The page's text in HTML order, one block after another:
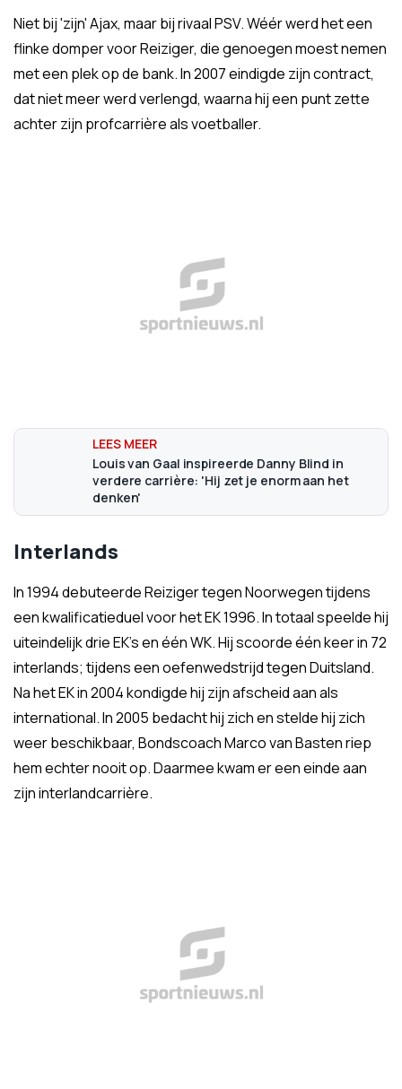
Niet bij 'zijn' Ajax, maar bij rivaal PSV. Wéér werd het een
flinke domper voor Reiziger, die genoegen moest nemen
met een plek op de bank. In 2007 eindigde zijn contract,
dat niet meer werd verlengd, waarna hij een punt zette
achter zijn profcarrière als voetballer.
Louis van Gaal inspireerde Danny Blind in
verdere carrière: 'Hij zet je enorm aan het
denken'
Interlands
In 1994 debuteerde Reiziger tegen Noorwegen tijdens
een kwalificatieduel voor het EK 1996. In totaal speelde hij
uiteindelijk drie EK's en één WK. Hij scoorde één keer in 72
interlands; tijdens een oefenwedstrijd tegen Duitsland.
Na het EK in 2004 kondigde hij zijn afscheid aan als
international. In 2005 bedacht hij zich en stelde hij zich
weer beschikbaar, Bondscoach Marco van Basten riep
hem echter nooit op. Daarmee kwam er een einde aan
zijn interlandcarrière.